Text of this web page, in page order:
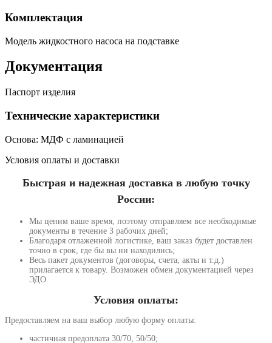
Комплектация
Модель жидкостного насоса на подставке
Документация
Паспорт изделия
Технические характеристики
Основа: МДФ с ламинацией
Условия оплаты и доставки
Быстрая и надежная доставка в любую точку
России:
Мы ценим ваше время, поэтому отправляем все необходимые
документы в течение 3 рабочих дней;
Благодаря отлаженной логистике, ваш заказ будет доставлен
точно в срок, где бы вы ни находились;
Весь пакет документов (договоры, счета, акты и т.д.)
прилагается к товару. Возможен обмен документацией через
ЭДО.
Условия оплаты:
Предоставляем на ваш выбор любую форму оплаты:
частичная предоплата 30/70, 50/50;